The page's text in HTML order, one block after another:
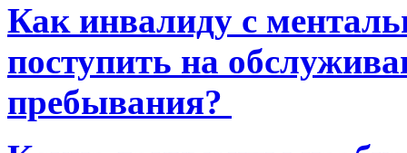
Как инвалиду с
поступить на
пребывания?